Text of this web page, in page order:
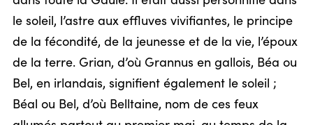
le soleil, l’astre aux effluves vivifiantes, le principe
de la fécondité, de la jeunesse et de la vie, l’époux
de la terre. Grian, d’où Grannus en gallois, Béa ou
Bel, en irlandais, signifient également le soleil ;
Béal ou Bel, d’où Belltaine, nom de ces feux